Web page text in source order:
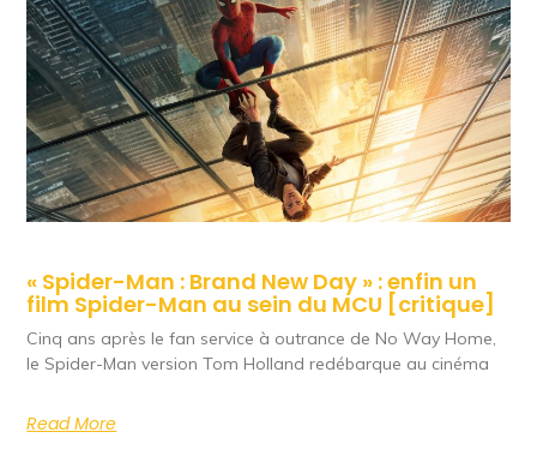
« Spider-Man : Brand New Day » : enfin un
film Spider-Man au sein du MCU [critique]
Cinq ans après le fan service à outrance de No Way Home,
le Spider-Man version Tom Holland redébarque au cinéma
Read More